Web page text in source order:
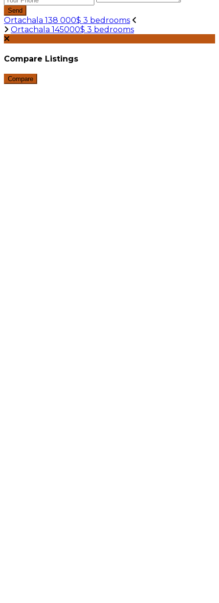
Send
Ortachala 138 000$ 3 bedrooms
Ortachala 145000$ 3 bedrooms
Compare Listings
Compare